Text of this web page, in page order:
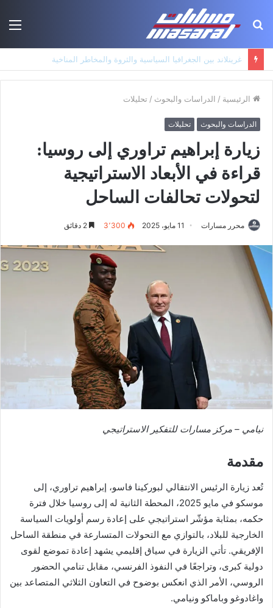
بحث
الرئيسية / الدراسات والبحوث / تحليلات
الدراسات والبحوث تحليلات
زيارة إبراهيم تراوري إلى روسيا:
قراءة في الأبعاد الاستراتيجية
لتحولات تحالفات الساحل
محرر مسارات 11 مايو، 2025 3٬300
نيامي – مركز مسارات للتفكير الاستراتيجي
مقدمة
تُعد زيارة الرئيس الانتقالي لبوركينا فاسو، إبراهيم تراوري، إلى
موسكو في مايو 2025، المحطة الثانية له إلى روسيا خلال فترة
حكمه، بمثابة مؤشّر استراتيجي على إعادة رسم أولويات السياسة
الخارجية للبلاد، بالتوازي مع التحولات المتسارعة في منطقة الساحل
الإفريقي. تأتي الزيارة في سياق إقليمي يشهد إعادة تموضع لقوى
دولية كبرى، وتراجعًا في النفوذ الفرنسي، مقابل تنامي الحضور
الروسي، الأمر الذي انعكس بوضوح في التعاون الثلاثي المتصاعد بين
واغادوغو وباماكو ونيامي.